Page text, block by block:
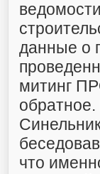
данные о
митинг
что